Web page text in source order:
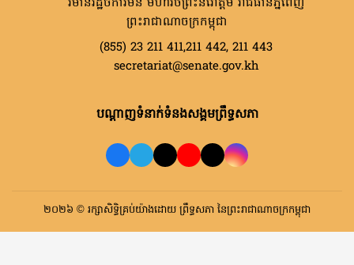
ព្រះរាជាណាចក្រកម្ពុជា
(855) 23 211 411,211 442, 211 443
secretariat@senate.gov.kh
បណ្តាញទំនាក់ទំនងសង្គមព្រឹទ្ធសភា
២០២៦ © រក្សាសិទ្ធិគ្រប់យ៉ាងដោយ ព្រឹទ្ធសភា នៃព្រះរាជាណាចក្រកម្ពុជា